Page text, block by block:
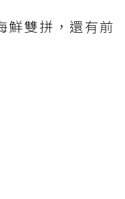
鮮雙拼，還有前